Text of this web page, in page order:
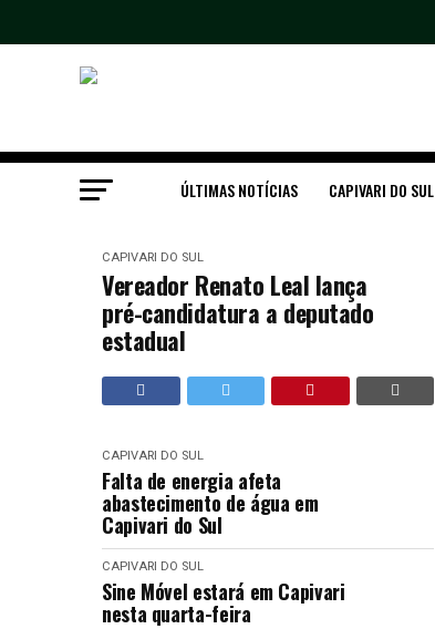
ÚLTIMAS NOTÍCIAS CAPIVARI DO SUL
CAPIVARI DO SUL
Vereador Renato Leal lança
pré-candidatura a deputado
estadual
CAPIVARI DO SUL
Falta de energia afeta
abastecimento de água em
Capivari do Sul
CAPIVARI DO SUL
Sine Móvel estará em Capivari
nesta quarta-feira